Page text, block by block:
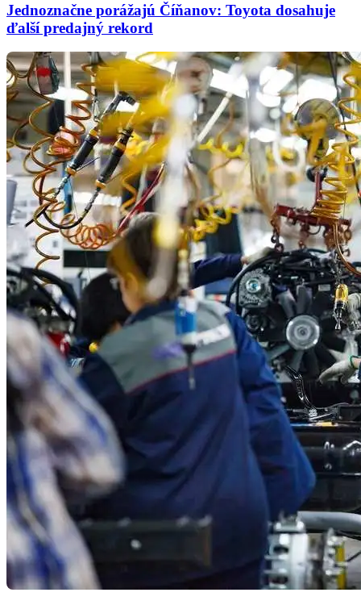
Jednoznačne porážajú Číňanov: Toyota dosahuje
ďalší predajný rekord